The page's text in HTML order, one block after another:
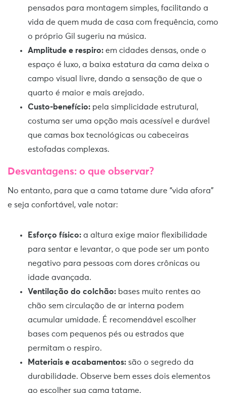
pensados para montagem simples, facilitando a
vida de quem muda de casa com frequência, como
o próprio Gil sugeriu na música.
Amplitude e respiro: em cidades densas, onde o
espaço é luxo, a baixa estatura da cama deixa o
campo visual livre, dando a sensação de que o
quarto é maior e mais arejado.
Custo-benefício: pela simplicidade estrutural,
costuma ser uma opção mais acessível e durável
que camas box tecnológicas ou cabeceiras
estofadas complexas.
Desvantagens: o que observar?
No entanto, para que a cama tatame dure “vida afora”
e seja confortável, vale notar:
Esforço físico: a altura exige maior flexibilidade
para sentar e levantar, o que pode ser um ponto
negativo para pessoas com dores crônicas ou
idade avançada.
Ventilação do colchão: bases muito rentes ao
chão sem circulação de ar interna podem
acumular umidade. É recomendável escolher
bases com pequenos pés ou estrados que
permitam o respiro.
Materiais e acabamentos: são o segredo da
durabilidade. Observe bem esses dois elementos
ao escolher sua cama tatame.